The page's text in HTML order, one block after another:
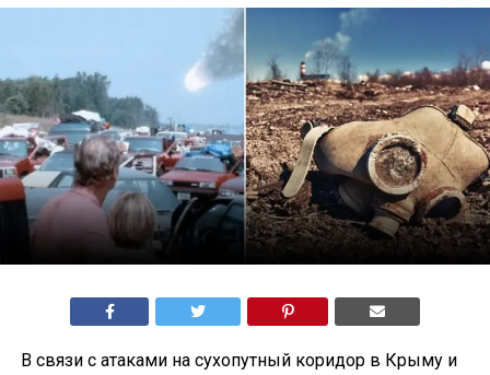
В связи с атаками на сухопутный коридор в Крыму и